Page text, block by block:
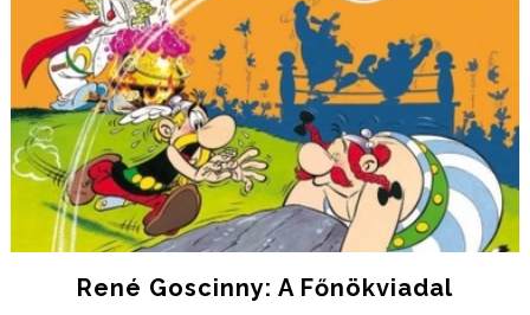
René Goscinny: A Főnökviadal